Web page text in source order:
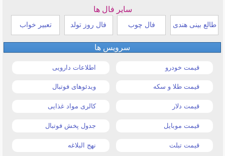
سایر فال ها
طالع بینی هندی فال چوب فال روز تولد تعبیر خواب
سرویس ها
قیمت خودرو اطلاعات دارویی
قیمت طلا و سکه ویدئوهای فوتبال
قیمت دلار کالری مواد غذایی
قیمت موبایل جدول پخش فوتبال
قیمت تبلت نهج البلاغه